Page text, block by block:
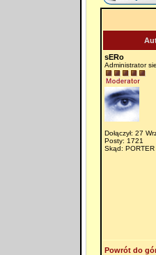
sERo
Administrator
Dołączył: 27
Posty: 1721
Skąd: PORTER
Powrót do